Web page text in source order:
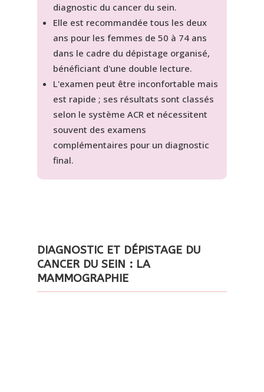
diagnostic du cancer du sein.
Elle est recommandée tous les deux
ans pour les femmes de 50 à 74 ans
dans le cadre du dépistage organisé,
bénéficiant d'une double lecture.
L'examen peut être inconfortable mais
est rapide ; ses résultats sont classés
selon le système ACR et nécessitent
souvent des examens
complémentaires pour un diagnostic
final.
DIAGNOSTIC ET DÉPISTAGE DU
CANCER DU SEIN : LA
MAMMOGRAPHIE